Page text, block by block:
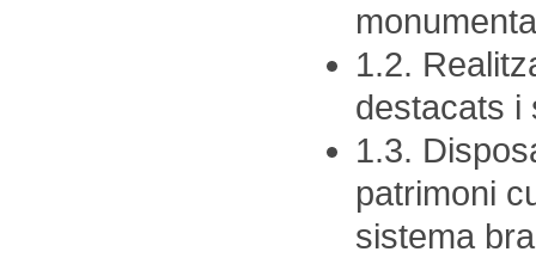
1.2.
destacats i
1.3.
patrimoni
sistema